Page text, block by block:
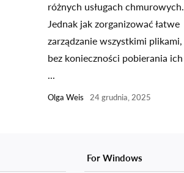
różnych usługach chmurowych.
Jednak jak zorganizować łatwe
zarządzanie wszystkimi plikami,
bez konieczności pobierania ich
...
Olga Weis 24 grudnia, 2025
For Windows